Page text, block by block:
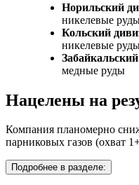
Норильский
никелевые
Кольский
никелевые
медные руды
Нацелены на
Компания планомерно
парниковых газов (охват
Подробнее в разделе: